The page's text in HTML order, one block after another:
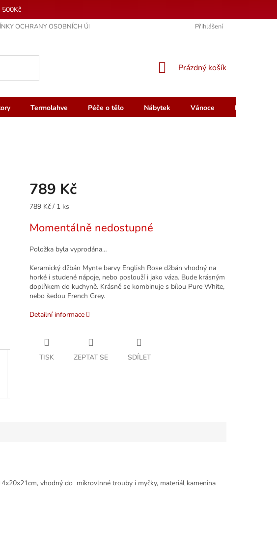
OCHRANY OSOBNÍCH ÚDAJŮ HODNOCENÍ OBCHODU
Přihlášení
NÁKUPNÍ
Prázdný košík
Termolahve Péče o tělo Nábytek Vánoce
Dárkový
789 Kč
Měrná
789 Kč / 1 ks
Momentálně nedostupné
Položka byla vyprodána…
Keramický džbán Mynte barvy English Rose džbán vhodný na
horké i studené nápoje, nebo poslouží i jako váza. Bude krásným
doplňkem do kuchyně. Krásně se kombinuje s bílou Pure White,
nebo šedou French Grey.
Detailní informace
TISK ZEPTAT SE SDÍLET
vhodný do mikrovlnné trouby i myčky, materiál kamenina